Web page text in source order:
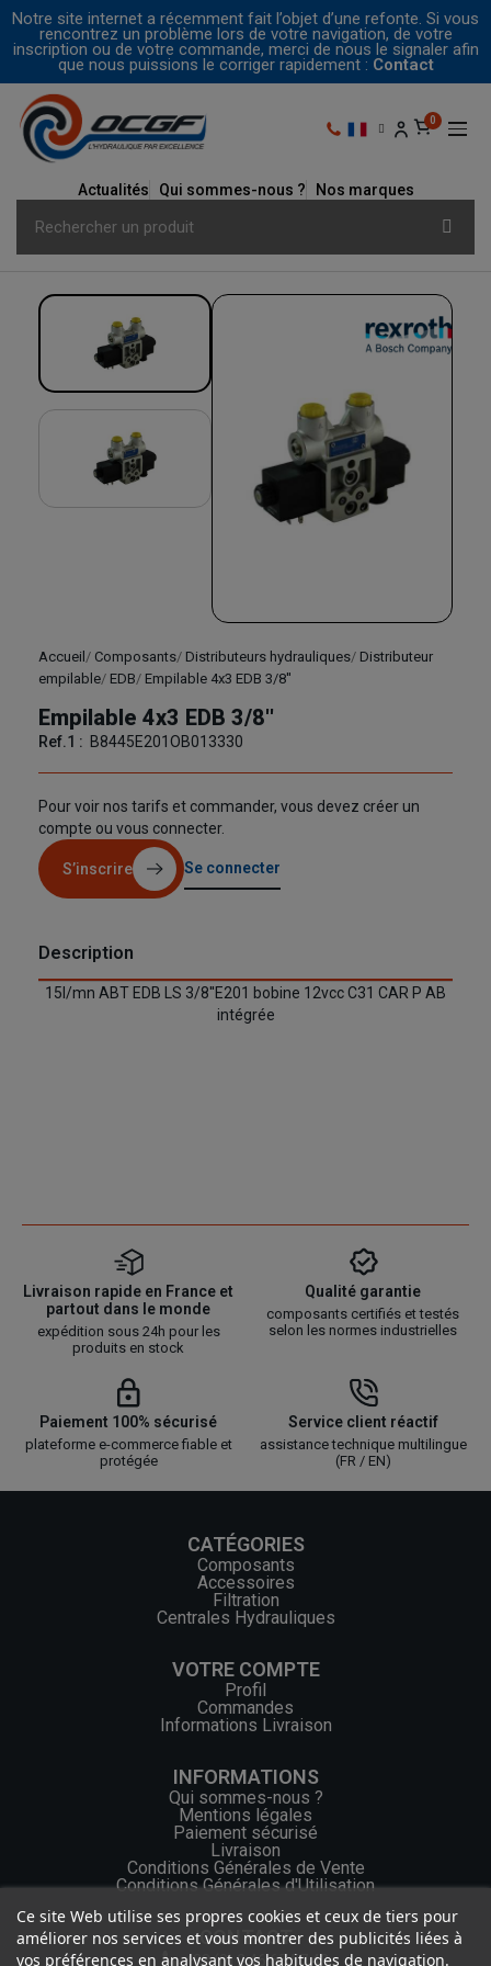
Notre site internet a récemment fait l’objet d’une refonte. Si vous
rencontrez un problème lors de votre navigation, de votre
inscription ou de votre commande, merci de nous le signaler afin
que nous puissions le corriger rapidement : Contact
Actualités Qui sommes-nous ? Nos marques
Accueil Composants Distributeurs hydrauliques Distributeur
empilable EDB Empilable 4x3 EDB 3/8''
Empilable 4x3 EDB 3/8''
Ref.1 : B8445E201OB013330
Pour voir nos tarifs et commander, vous devez créer un
compte ou vous connecter.
S’inscrire Se connecter
Description
15l/mn ABT EDB LS 3/8''E201 bobine 12vcc C31 CAR P AB
intégrée
Livraison rapide en France et
partout dans le monde
expédition sous 24h pour les
produits en stock
Qualité garantie
composants certifiés et testés
selon les normes industrielles
Paiement 100% sécurisé
plateforme e-commerce fiable et
protégée
Service client réactif
assistance technique multilingue
(FR / EN)
CATÉGORIES
Composants
Accessoires
Filtration
Centrales Hydrauliques
VOTRE COMPTE
Profil
Commandes
Informations Livraison
INFORMATIONS
Qui sommes-nous ?
Mentions légales
Paiement sécurisé
Livraison
Conditions Générales de Vente
Conditions Générales d'Utilisation
CONTACT
+33 (0) 2 46 65 57 43
Ce site Web utilise ses propres cookies et ceux de tiers pour
améliorer nos services et vous montrer des publicités liées à
vos préférences en analysant vos habitudes de navigation.